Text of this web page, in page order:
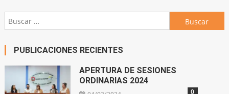
Buscar:
PUBLICACIONES RECIENTES
APERTURA DE SESIONES
ORDINARIAS 2024
0